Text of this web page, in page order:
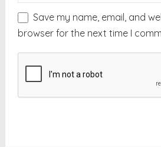
Save my name, email, and
browser for the next time I